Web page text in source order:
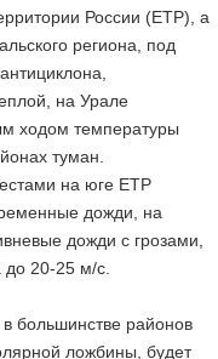
России (ЕТР), а
региона, под
на Урале
ходом температуры
туман.
на юге ЕТР
дожди, на
дожди с грозами,
20-25 м/с.
большинстве районов
ложбины, будет